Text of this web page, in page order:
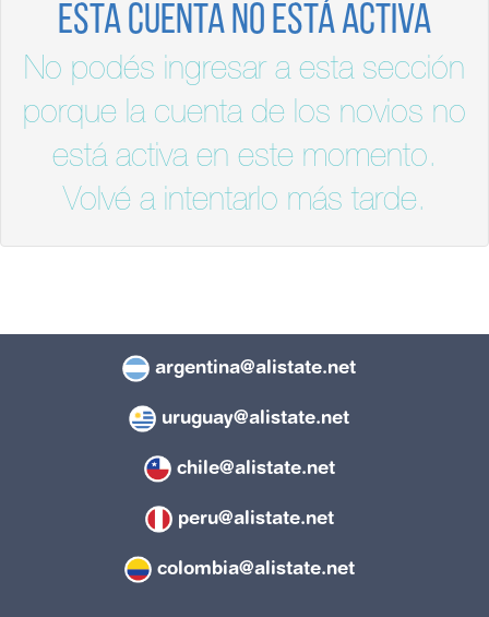
Esta cuenta no está activa
No podés ingresar a esta sección
porque la cuenta de los novios no
está activa en este momento.
Volvé a intentarlo más tarde.
argentina@alistate.net
uruguay@alistate.net
chile@alistate.net
peru@alistate.net
colombia@alistate.net